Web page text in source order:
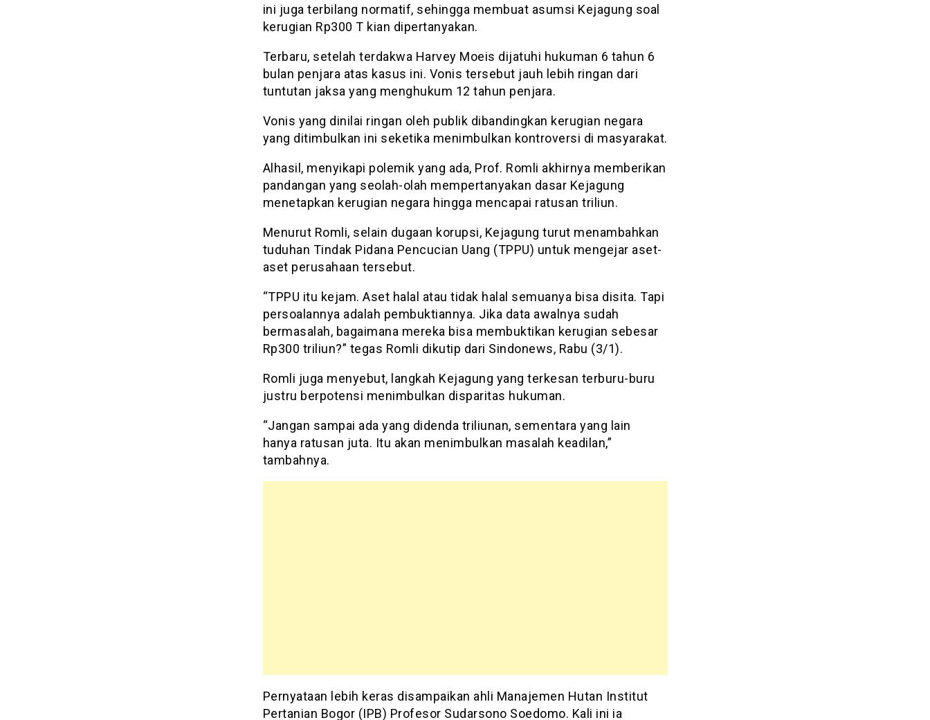
ini juga terbilang normatif, sehingga membuat asumsi Kejagung soal
kerugian Rp300 T kian dipertanyakan.
Terbaru, setelah terdakwa Harvey Moeis dijatuhi hukuman 6 tahun 6
bulan penjara atas kasus ini. Vonis tersebut jauh lebih ringan dari
tuntutan jaksa yang menghukum 12 tahun penjara.
Vonis yang dinilai ringan oleh publik dibandingkan kerugian negara
yang ditimbulkan ini seketika menimbulkan kontroversi di masyarakat.
Alhasil, menyikapi polemik yang ada, Prof. Romli akhirnya memberikan
pandangan yang seolah-olah mempertanyakan dasar Kejagung
menetapkan kerugian negara hingga mencapai ratusan triliun.
Menurut Romli, selain dugaan korupsi, Kejagung turut menambahkan
tuduhan Tindak Pidana Pencucian Uang (TPPU) untuk mengejar aset-
aset perusahaan tersebut.
“TPPU itu kejam. Aset halal atau tidak halal semuanya bisa disita. Tapi
persoalannya adalah pembuktiannya. Jika data awalnya sudah
bermasalah, bagaimana mereka bisa membuktikan kerugian sebesar
Rp300 triliun?” tegas Romli dikutip dari Sindonews, Rabu (3/1).
Romli juga menyebut, langkah Kejagung yang terkesan terburu-buru
justru berpotensi menimbulkan disparitas hukuman.
“Jangan sampai ada yang didenda triliunan, sementara yang lain
hanya ratusan juta. Itu akan menimbulkan masalah keadilan,”
tambahnya.
Pernyataan lebih keras disampaikan ahli Manajemen Hutan Institut
Pertanian Bogor (IPB) Profesor Sudarsono Soedomo. Kali ini ia